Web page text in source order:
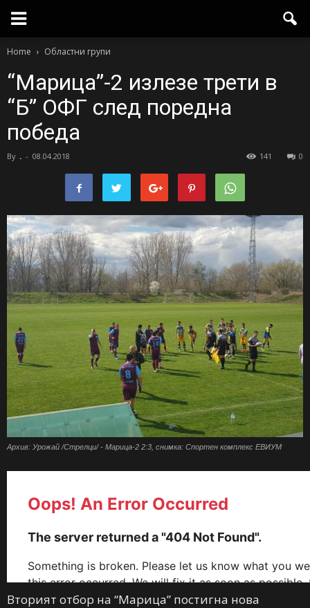
Home Областни групи
“Марица”-2 излезе трети в
“Б” ОФГ след поредна
победа
By . - 08.04.2018 0
141
Архив: Урожай /Стрелци/ - Марица-2 2:3, снимка: Спортен комплекс ЕВИУМ
Вторият отбор на “Марица” постигна нова